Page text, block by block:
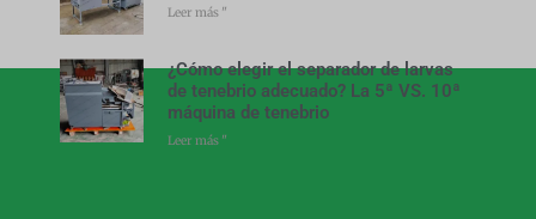
Leer más "
¿Cómo elegir el separador de larvas
de tenebrio adecuado? La 5ª VS. 10ª
máquina de tenebrio
Leer más "